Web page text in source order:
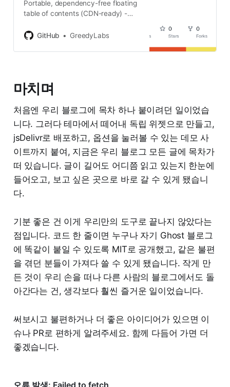
Portable, dependency-free floating
table of contents (CDN-ready) -
GitHub
GreedyLabs
마치며
처음엔 우리 블로그에 목차 하나 붙이려던 일이었습
니다. 그러다 테마에서 떼어내 독립 위젯으로 만들고,
jsDelivr로 배포하고, 옵션을 눌러볼 수 있는 데모 사
이트까지 붙여, 지금은 우리 블로그 모든 글에 목차가
떠 있습니다. 글이 길어도 어디쯤 읽고 있는지 한눈에
들어오고, 보고 싶은 곳으로 바로 갈 수 있게 됐습니
다.
기분 좋은 건 이게 우리만의 도구로 끝나지 않았다는
점입니다. 코드 한 줄이면 누구나 자기 Ghost 블로그
에 똑같이 붙일 수 있도록 MIT로 공개했고, 같은 불편
을 겪던 분들이 가져다 쓸 수 있게 됐습니다. 작게 만
든 것이 우리 손을 떠나 다른 사람의 블로그에서도 돌
아간다는 건, 생각보다 훨씬 즐거운 일이었습니다.
써보시고 불편하거나 더 좋은 아이디어가 있으면 이
슈나 PR로 편하게 알려주세요. 함께 다듬어 가면 더
좋겠습니다.